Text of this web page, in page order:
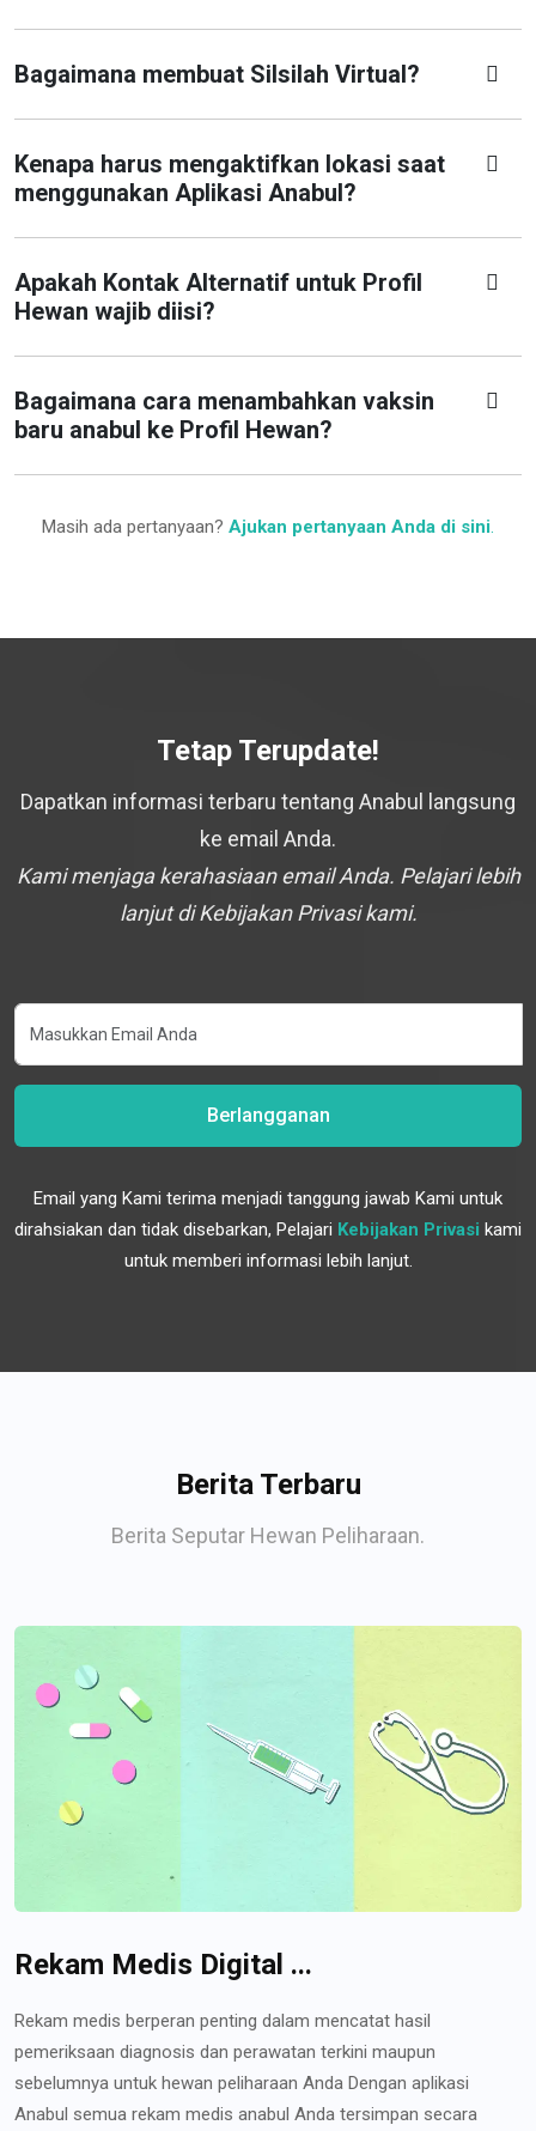
Bagaimana membuat Silsilah Virtual?
Kenapa harus mengaktifkan lokasi saat
menggunakan Aplikasi Anabul?
Apakah Kontak Alternatif untuk Profil
Hewan wajib diisi?
Bagaimana cara menambahkan vaksin
baru anabul ke Profil Hewan?
Masih ada pertanyaan? Ajukan pertanyaan Anda di sini.
Tetap Terupdate!
Dapatkan informasi terbaru tentang Anabul langsung
ke email Anda.
Kami menjaga kerahasiaan email Anda. Pelajari lebih
lanjut di Kebijakan Privasi kami.
Berlangganan
Email yang Kami terima menjadi tanggung jawab Kami untuk
dirahsiakan dan tidak disebarkan, Pelajari Kebijakan Privasi kami
untuk memberi informasi lebih lanjut.
Berita Terbaru
Berita Seputar Hewan Peliharaan.
Rekam Medis Digital ...
Rekam medis berperan penting dalam mencatat hasil
pemeriksaan diagnosis dan perawatan terkini maupun
sebelumnya untuk hewan peliharaan Anda Dengan aplikasi
Anabul semua rekam medis anabul Anda tersimpan secara